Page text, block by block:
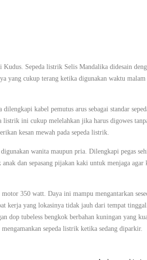
Sepeda listrik Selis Mandalika didesain
yang cukup terang ketika digunakan waktu
kabel pemutus arus sebagai standar
ini cukup melelahkan jika harus digowes
kesan mewah pada sepeda listrik.
wanita maupun pria. Dilengkapi pegas
dan sepasang pijakan kaki untuk menjaga
350 watt. Daya ini mampu mengantarkan
kerja yang lokasinya tidak jauh dari tempat
dop tubeless bengkok berbahan kuningan yang
sepeda listrik ketika sedang diparkir.